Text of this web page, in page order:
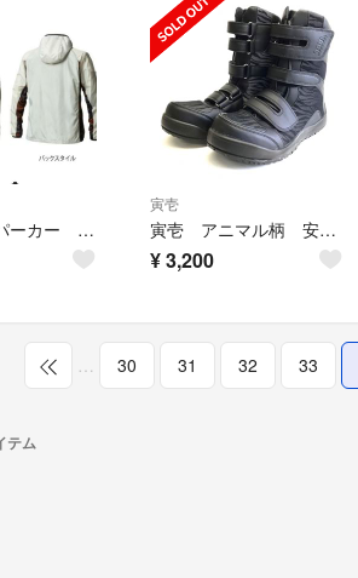
寅壱!ライトパーカー LL シルバー
寅壱
寅壱 アニマル柄 安全靴
¥3,200
30 31 32 33
テム